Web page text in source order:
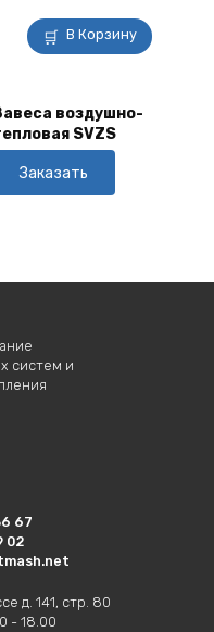
В Корзину
воздушно-
SVZS
Заказать
систем и
67
02
д. 141, стр. 80
- 18.00